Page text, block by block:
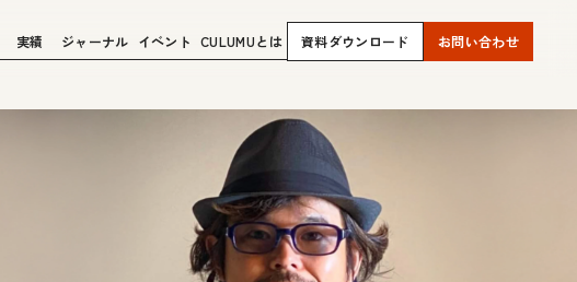
実績 ジャーナル イベント CULUMUとは 資料ダウンロード お問い合わせ